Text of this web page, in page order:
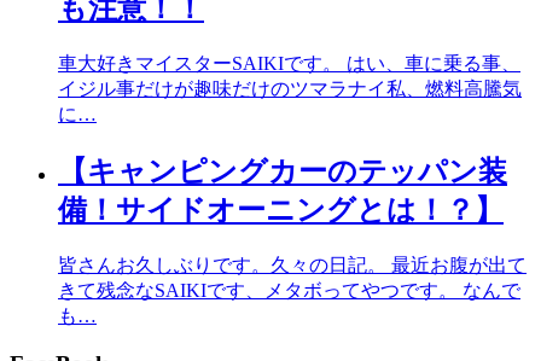
も注意！！
車大好きマイスターSAIKIです。 はい、車に乗る事、
イジル事だけが趣味だけのツマラナイ私、燃料高騰気
に…
【キャンピングカーのテッパン装
備！サイドオーニングとは！？】
皆さんお久しぶりです。久々の日記。 最近お腹が出て
きて残念なSAIKIです、メタボってやつです。 なんで
も…